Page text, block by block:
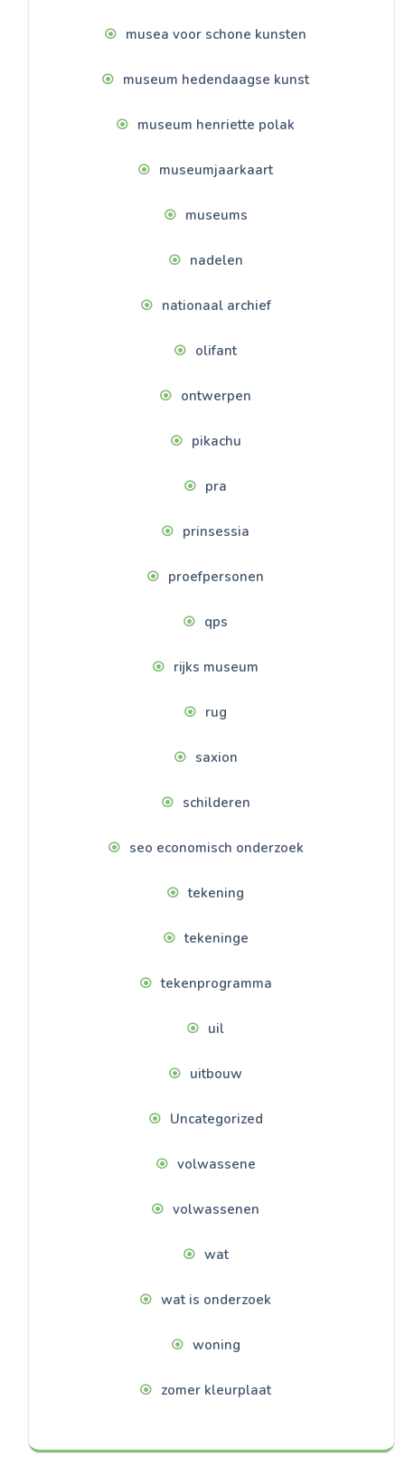
musea voor schone kunsten
museum hedendaagse kunst
museum henriette polak
museumjaarkaart
museums
nadelen
nationaal archief
olifant
ontwerpen
pikachu
pra
prinsessia
proefpersonen
qps
rijks museum
rug
saxion
schilderen
seo economisch onderzoek
tekening
tekeninge
tekenprogramma
uil
uitbouw
Uncategorized
volwassene
volwassenen
wat
wat is onderzoek
woning
zomer kleurplaat